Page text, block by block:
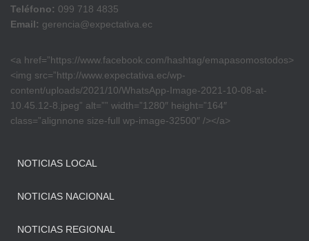
Teléfono: 099 718 4835
Email: gerencia@expectativa.ec
<a href=”https://www.facebook.com/hashtag/emapasomostodos>
<img src=”http://www.expectativa.ec/wp-
content/uploads/2021/10/WhatsApp-Image-2021-10-08-at-
10.45.12-8.jpeg” alt=”” width=”1280″ height=”164″
class=”alignnone size-full wp-image-32500″ /></a>
NOTICIAS LOCAL
NOTICIAS NACIONAL
NOTICIAS REGIONAL